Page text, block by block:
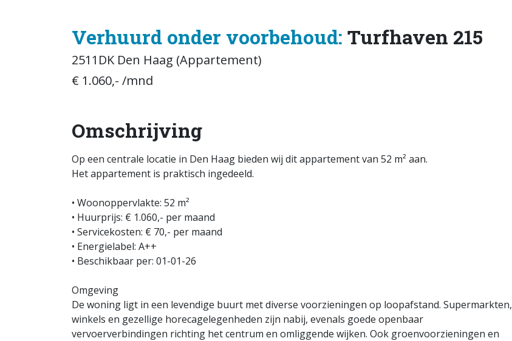
Verhuurd onder voorbehoud: Turfhaven 215
2511DK Den Haag (Appartement)
€ 1.060,- /mnd
Omschrijving
Op een centrale locatie in Den Haag bieden wij dit appartement van 52 m² aan.
Het appartement is praktisch ingedeeld.
• Woonoppervlakte: 52 m²
• Huurprijs: € 1.060,- per maand
• Servicekosten: € 70,- per maand
• Energielabel: A++
• Beschikbaar per: 01-01-26
Omgeving
De woning ligt in een levendige buurt met diverse voorzieningen op loopafstand. Supermarkten,
winkels en gezellige horecagelegenheden zijn nabij, evenals goede openbaar
vervoerverbindingen richting het centrum en omliggende wijken. Ook groenvoorzieningen en